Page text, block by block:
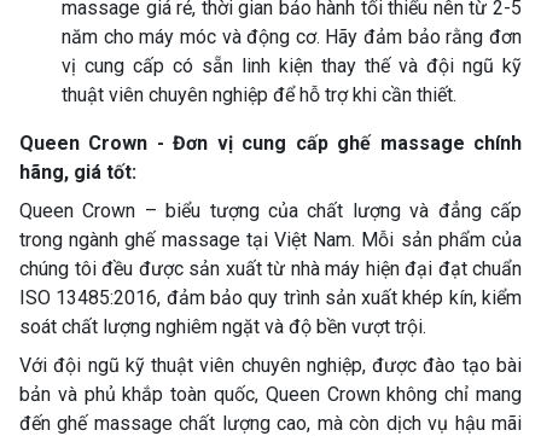
massage giá rẻ, thời gian bảo hành tối thiểu nên từ 2-5
năm cho máy móc và động cơ. Hãy đảm bảo rằng đơn
vị cung cấp có sẵn linh kiện thay thế và đội ngũ kỹ
thuật viên chuyên nghiệp để hỗ trợ khi cần thiết.
Queen Crown - Đơn vị cung cấp ghế massage chính
hãng, giá tốt:
Queen Crown – biểu tượng của chất lượng và đẳng cấp
trong ngành ghế massage tại Việt Nam. Mỗi sản phẩm của
chúng tôi đều được sản xuất từ nhà máy hiện đại đạt chuẩn
ISO 13485:2016, đảm bảo quy trình sản xuất khép kín, kiểm
soát chất lượng nghiêm ngặt và độ bền vượt trội.
Với đội ngũ kỹ thuật viên chuyên nghiệp, được đào tạo bài
bản và phủ khắp toàn quốc, Queen Crown không chỉ mang
đến ghế massage chất lượng cao, mà còn dịch vụ hậu mãi